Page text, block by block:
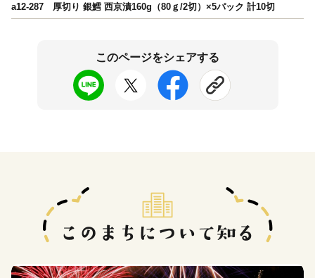
a12-287 厚切り 銀鱈 西京漬160g（80ｇ/2切）×5パック 計10切
このページをシェアする